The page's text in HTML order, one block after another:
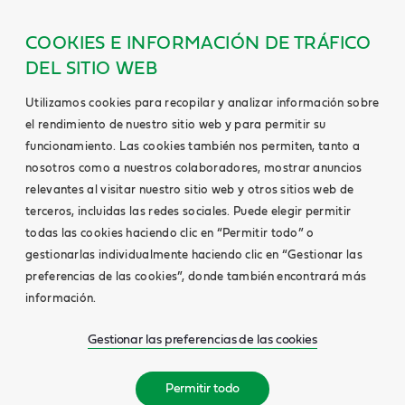
COOKIES E INFORMACIÓN DE TRÁFICO
DEL SITIO WEB
Utilizamos cookies para recopilar y analizar información sobre
el rendimiento de nuestro sitio web y para permitir su
funcionamiento. Las cookies también nos permiten, tanto a
nosotros como a nuestros colaboradores, mostrar anuncios
relevantes al visitar nuestro sitio web y otros sitios web de
terceros, incluidas las redes sociales. Puede elegir permitir
todas las cookies haciendo clic en “Permitir todo” o
gestionarlas individualmente haciendo clic en “Gestionar las
preferencias de las cookies”, donde también encontrará más
información.
Gestionar las preferencias de las cookies
Permitir todo